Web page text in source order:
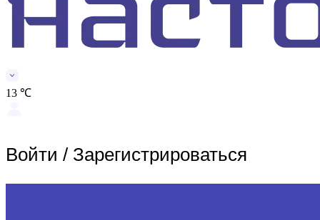
13 ℃
Войти / Зарегистрироваться